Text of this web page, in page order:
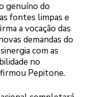
genuíno do
fontes limpas e
a vocação das
demandas do
com as
no
Pepitone.